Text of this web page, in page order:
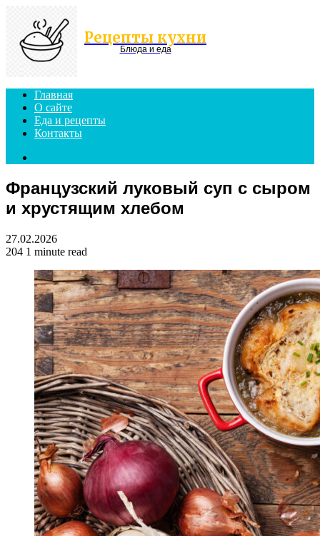
Рецепты кухни
Блюда и еда
Главная
О сайте
Еда и рецепты
Контакты
Французский луковый суп с сыром
и хрустящим хлебом
27.02.2026
204 1 minute read